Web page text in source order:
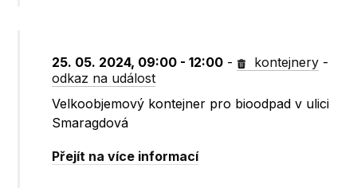
25. 05. 2024, 09:00 - 12:00 - kontejnery -
odkaz na událost
Velkoobjemový kontejner pro bioodpad v ulici
Smaragdová
Přejít na více informací